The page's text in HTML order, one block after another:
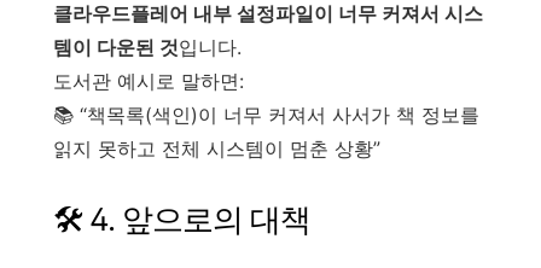
클라우드플레어 내부 설정파일이 너무 커져서 시스
템이 다운된 것입니다.
도서관 예시로 말하면:
📚 “책목록(색인)이 너무 커져서 사서가 책 정보를
읽지 못하고 전체 시스템이 멈춘 상황”
🛠️ 4. 앞으로의 대책